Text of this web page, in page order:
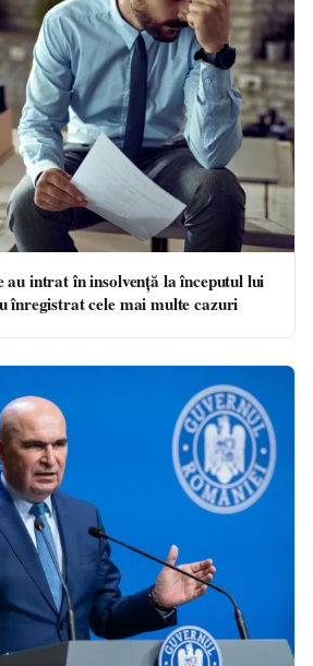
au intrat în insolvență la începutul lui
înregistrat cele mai multe cazuri